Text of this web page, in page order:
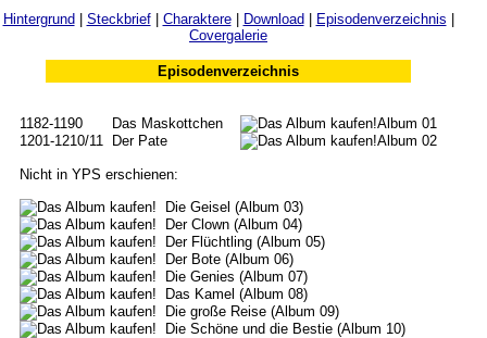
Hintergrund Steckbrief| Charaktere| Download Episodenverzeichnis
Covergalerie
Episodenverzeichnis
1182-1190 Das Maskottchen
Album 01
1201-1210/11
Der Pate Album 02
Nicht in YPS erschienen:
Die Geisel (Album 03)
Der Clown (Album 04)
Der Flüchtling (Album 05)
Der Bote (Album 06)
Die Genies (Album 07)
Das Kamel (Album 08)
Die große Reise (Album 09)
Die Schöne und die Bestie (Album 10)